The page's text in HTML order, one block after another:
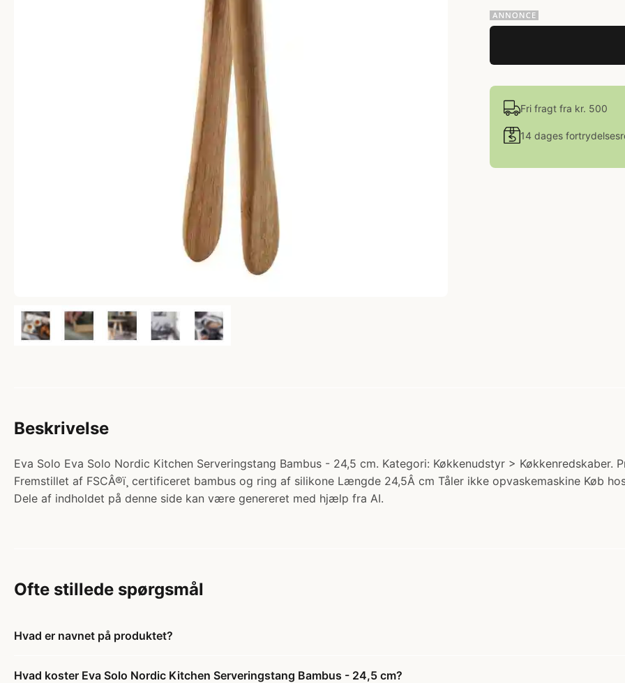
Fri fragt fra kr. 500
14 dages
Beskrivelse
Eva Solo Eva Solo Nordic Kitchen Serveringstang Bambus - 24,5 cm. Kategori: Køkkenudstyr > Køkkenredskaber.
Fremstillet af FSCÂ®ï¸ certificeret bambus og ring af silikone Længde 24,5Â cm Tåler ikke opvaskemaskine Køb
Dele af indholdet på denne side kan være genereret med hjælp fra AI.
Ofte stillede spørgsmål
Hvad er navnet på produktet?
Hvad koster Eva Solo Nordic Kitchen Serveringstang Bambus - 24,5 cm?